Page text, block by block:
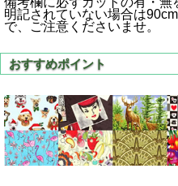
明記されていない場合は
で、ご注意くださいませ。